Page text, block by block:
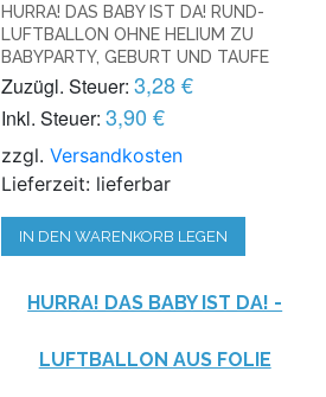
HURRA! DAS BABY IST DA! RUND-
LUFTBALLON OHNE HELIUM ZU
BABYPARTY, GEBURT UND TAUFE
Zuzügl. Steuer: 3,28 €
Inkl. Steuer: 3,90 €
zzgl.Versandkosten
Lieferzeit: lieferbar
IN DEN WARENKORB LEGEN
HURRA! DAS BABY IST DA! -
LUFTBALLON AUS FOLIE